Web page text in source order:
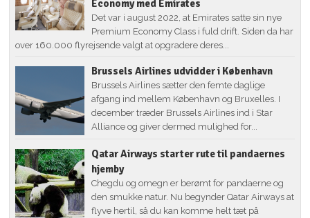
Economy med Emirates
Det var i august 2022, at Emirates satte sin nye
Premium Economy Class i fuld drift. Siden da har
over 160.000 flyrejsende valgt at opgradere deres...
Brussels Airlines udvidder i København
Brussels Airlines sætter den femte daglige
afgang ind mellem København og Bruxelles. I
december træder Brussels Airlines ind i Star
Alliance og giver dermed mulighed for...
Qatar Airways starter rute til pandaernes
hjemby
Chegdu og omegn er berømt for pandaerne og
den smukke natur. Nu begynder Qatar Airways at
flyve hertil, så du kan komme helt tæt på